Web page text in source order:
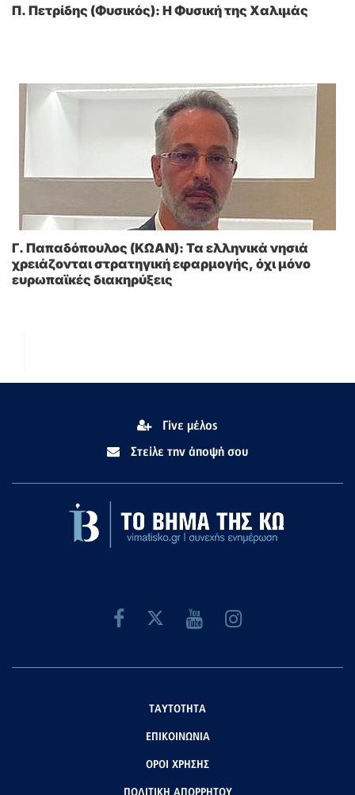
Π. Πετρίδης (Φυσικός): Η Φυσική της Χαλιμάς
Γ. Παπαδόπουλος (ΚΩΑΝ): Τα ελληνικά νησιά
χρειάζονται στρατηγική εφαρμογής, όχι μόνο
ευρωπαϊκές διακηρύξεις
Γίνε μέλος
Στείλε την άποψή σου
ΤΑΥΤΟΤΗΤΑ
ΕΠΙΚΟΙΝΩΝΙΑ
ΟΡΟΙ ΧΡΗΣΗΣ
ΠΟΛΙΤΙΚΗ ΑΠΟΡΡΗΤΟΥ